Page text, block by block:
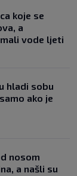
koje se
a
vode ljeti
hladi sobu
ako je
nosom
a našli su